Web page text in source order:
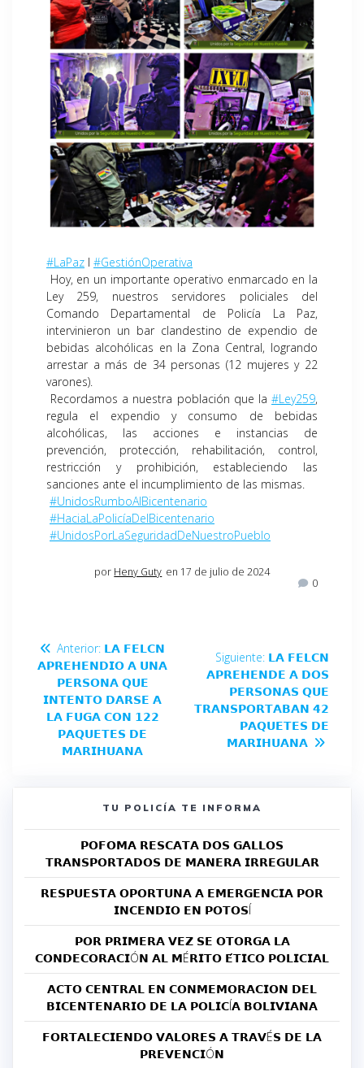
#LaPaz I #GestiónOperativa
Hoy, en un importante operativo enmarcado en la
Ley 259, nuestros servidores policiales del
Comando Departamental de Policía La Paz,
intervinieron un bar clandestino de expendio de
bebidas alcohólicas en la Zona Central, logrando
arrestar a más de 34 personas (12 mujeres y 22
varones).
Recordamos a nuestra población que la #Ley259,
regula el expendio y consumo de bebidas
alcohólicas, las acciones e instancias de
prevención, protección, rehabilitación, control,
restricción y prohibición, estableciendo las
sanciones ante el incumplimiento de las mismas.
#UnidosRumboAlBicentenario
#HaciaLaPolicíaDelBicentenario
#UnidosPorLaSeguridadDeNuestroPueblo
por Heny Guty en 17 de julio de 2024
0
Anterior: 𝗟𝗔 𝗙𝗘𝗟𝗖𝗡
𝗔𝗣𝗥𝗘𝗛𝗘𝗡𝗗𝗜𝗢 𝗔 𝗨𝗡𝗔
𝗣𝗘𝗥𝗦𝗢𝗡𝗔 𝗤𝗨𝗘
𝗜𝗡𝗧𝗘𝗡𝗧𝗢 𝗗𝗔𝗥𝗦𝗘 𝗔
𝗟𝗔 𝗙𝗨𝗚𝗔 𝗖𝗢𝗡 𝟭𝟮𝟮
𝗣𝗔𝗤𝗨𝗘𝗧𝗘𝗦 𝗗𝗘
𝗠𝗔𝗥𝗜𝗛𝗨𝗔𝗡𝗔
Siguiente: 𝗟𝗔 𝗙𝗘𝗟𝗖𝗡
𝗔𝗣𝗥𝗘𝗛𝗘𝗡𝗗𝗘 𝗔 𝗗𝗢𝗦
𝗣𝗘𝗥𝗦𝗢𝗡𝗔𝗦 𝗤𝗨𝗘
𝗧𝗥𝗔𝗡𝗦𝗣𝗢𝗥𝗧𝗔𝗕𝗔𝗡 𝟰𝟮
𝗣𝗔𝗤𝗨𝗘𝗧𝗘𝗦 𝗗𝗘
𝗠𝗔𝗥𝗜𝗛𝗨𝗔𝗡𝗔
TU POLICÍA TE INFORMA
𝗣𝗢𝗙𝗢𝗠𝗔 𝗥𝗘𝗦𝗖𝗔𝗧𝗔 𝗗𝗢𝗦 𝗚𝗔𝗟𝗟𝗢𝗦
𝗧𝗥𝗔𝗡𝗦𝗣𝗢𝗥𝗧𝗔𝗗𝗢𝗦 𝗗𝗘 𝗠𝗔𝗡𝗘𝗥𝗔 𝗜𝗥𝗥𝗘𝗚𝗨𝗟𝗔𝗥
𝗥𝗘𝗦𝗣𝗨𝗘𝗦𝗧𝗔 𝗢𝗣𝗢𝗥𝗧𝗨𝗡𝗔 𝗔 𝗘𝗠𝗘𝗥𝗚𝗘𝗡𝗖𝗜𝗔 𝗣𝗢𝗥
𝗜𝗡𝗖𝗘𝗡𝗗𝗜𝗢 𝗘𝗡 𝗣𝗢𝗧𝗢𝗦Í
𝗣𝗢𝗥 𝗣𝗥𝗜𝗠𝗘𝗥𝗔 𝗩𝗘𝗭 𝗦𝗘 𝗢𝗧𝗢𝗥𝗚𝗔 𝗟𝗔
𝗖𝗢𝗡𝗗𝗘𝗖𝗢𝗥𝗔𝗖𝗜Ó𝗡 𝗔𝗟 𝗠É𝗥𝗜𝗧𝗢 𝗘́𝗧𝗜𝗖𝗢 𝗣𝗢𝗟𝗜𝗖𝗜𝗔𝗟
𝗔𝗖𝗧𝗢 𝗖𝗘𝗡𝗧𝗥𝗔𝗟 𝗘𝗡 𝗖𝗢𝗡𝗠𝗘𝗠𝗢𝗥𝗔𝗖𝗜𝗢𝗡 𝗗𝗘𝗟
𝗕𝗜𝗖𝗘𝗡𝗧𝗘𝗡𝗔𝗥𝗜𝗢 𝗗𝗘 𝗟𝗔 𝗣𝗢𝗟𝗜𝗖Í𝗔 𝗕𝗢𝗟𝗜𝗩𝗜𝗔𝗡𝗔
𝗙𝗢𝗥𝗧𝗔𝗟𝗘𝗖𝗜𝗘𝗡𝗗𝗢 𝗩𝗔𝗟𝗢𝗥𝗘𝗦 𝗔 𝗧𝗥𝗔𝗩É𝗦 𝗗𝗘 𝗟𝗔
𝗣𝗥𝗘𝗩𝗘𝗡𝗖𝗜Ó𝗡